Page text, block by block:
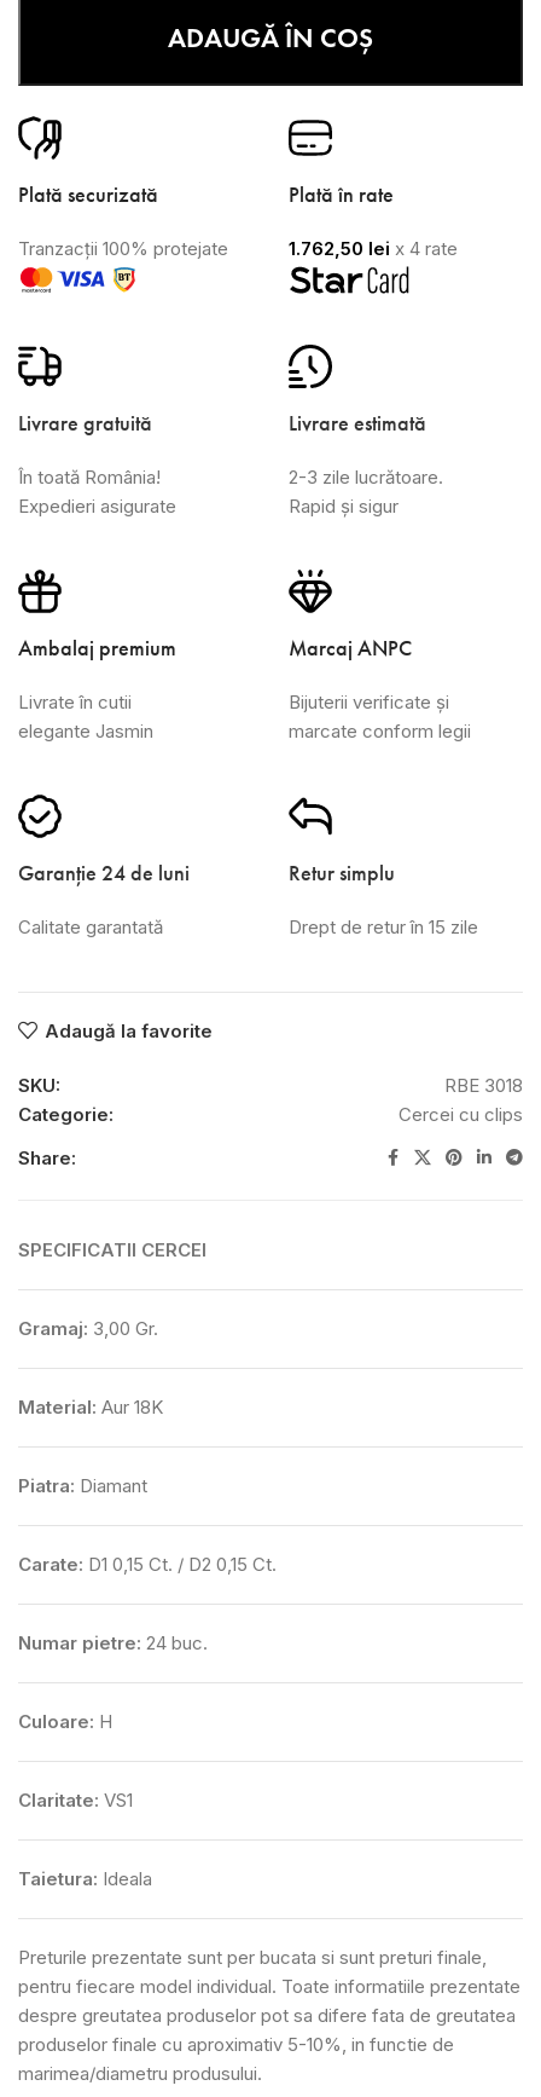
ADAUGĂ ÎN COȘ
Plată securizată
Tranzacții 100% protejate
Plată în rate
1.762,50 lei x 4 rate
Livrare gratuită
În toată România!
Expedieri asigurate
Livrare estimată
2-3 zile lucrătoare.
Rapid și sigur
Ambalaj premium
Livrate în cutii
elegante Jasmin
Marcaj ANPC
Bijuterii verificate și
marcate conform legii
Garanție 24 de luni
Calitate garantată
Retur simplu
Drept de retur în 15 zile
Adaugă la favorite
SKU:
RBE 3018
Categorie:
Cercei cu clips
Share:
SPECIFICATII CERCEI
Gramaj: 3,00 Gr.
Material: Aur 18K
Piatra: Diamant
Carate: D1 0,15 Ct. / D2 0,15 Ct.
Numar pietre: 24 buc.
Culoare: H
Claritate: VS1
Taietura: Ideala
Preturile prezentate sunt per bucata si sunt preturi finale,
pentru fiecare model individual. Toate informatiile prezentate
despre greutatea produselor pot sa difere fata de greutatea
produselor finale cu aproximativ 5-10%, in functie de
marimea/diametru produsului.